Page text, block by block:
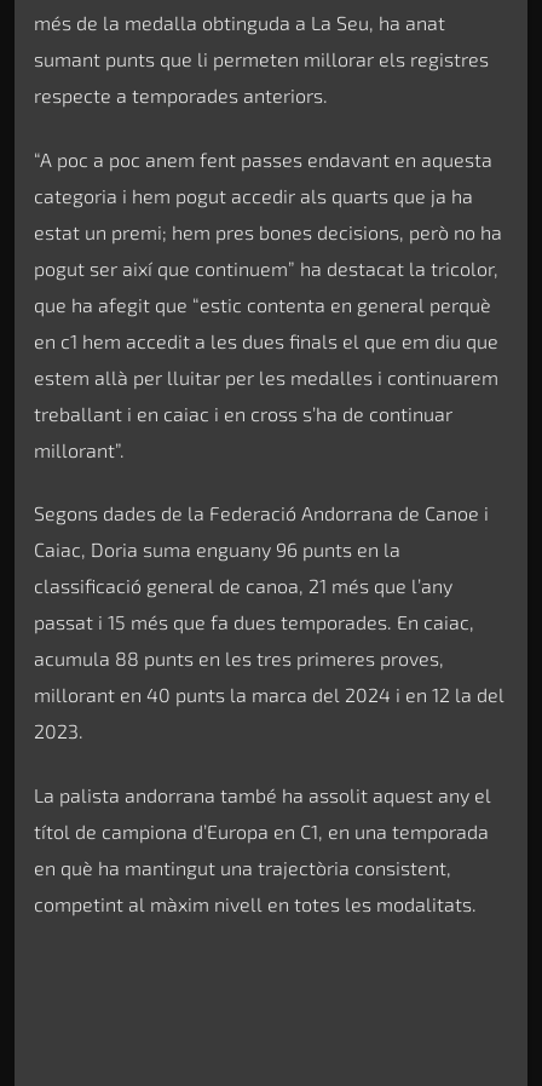
més de la medalla obtinguda a La Seu, ha anat
sumant punts que li permeten millorar els registres
respecte a temporades anteriors.
“A poc a poc anem fent passes endavant en aquesta
categoria i hem pogut accedir als quarts que ja ha
estat un premi; hem pres bones decisions, però no ha
pogut ser així que continuem” ha destacat la tricolor,
que ha afegit que “estic contenta en general perquè
en c1 hem accedit a les dues finals el que em diu que
estem allà per lluitar per les medalles i continuarem
treballant i en caiac i en cross s’ha de continuar
millorant”.
Segons dades de la Federació Andorrana de Canoe i
Caiac, Doria suma enguany 96 punts en la
classificació general de canoa, 21 més que l’any
passat i 15 més que fa dues temporades. En caiac,
acumula 88 punts en les tres primeres proves,
millorant en 40 punts la marca del 2024 i en 12 la del
2023.
La palista andorrana també ha assolit aquest any el
títol de campiona d’Europa en C1, en una temporada
en què ha mantingut una trajectòria consistent,
competint al màxim nivell en totes les modalitats.